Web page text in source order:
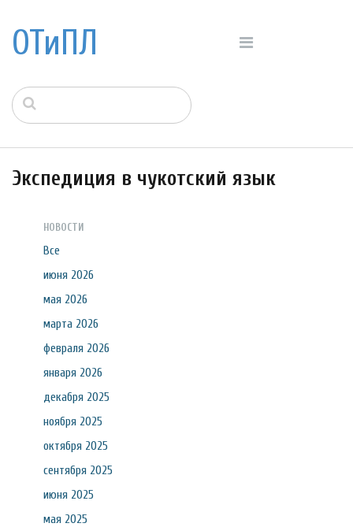
ОТиПЛ
Экспедиция в чукотский язык
НОВОСТИ
Все
июня 2026
мая 2026
марта 2026
февраля 2026
января 2026
декабря 2025
ноября 2025
октября 2025
сентября 2025
июня 2025
мая 2025